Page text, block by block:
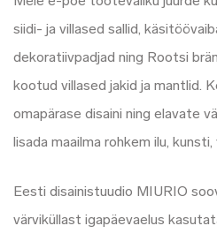
siidi- ja villased sallid,
dekoratiivpadjad ning Rootsi
kootud villased jakid ja mantlid.
omapärase disaini ning elavate
lisada maailma rohkem ilu,
Eesti disainistuudio MIURIO
värviküllast igapäevaelus